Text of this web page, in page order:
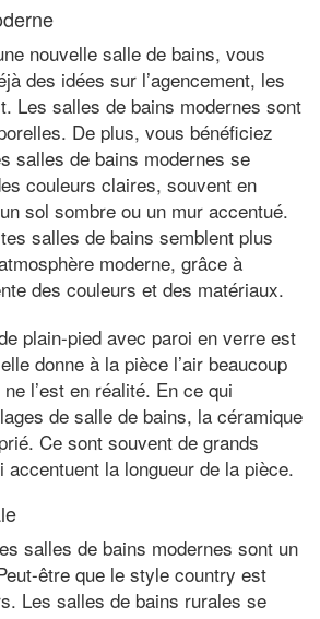
nouvelle salle de bains, vous
des idées sur l’agencement, les
Les salles de bains modernes sont
De plus, vous bénéficiez
salles de bains modernes se
couleurs claires, souvent en
sol sombre ou un mur accentué.
salles de bains semblent plus
moderne, grâce à
des couleurs et des matériaux.
plain-pied avec paroi en verre est
donne à la pièce l’air beaucoup
l’est en réalité. En ce qui
de salle de bains, la céramique
Ce sont souvent de grands
la longueur de la pièce.
salles de bains modernes sont un
être que le style country est
Les salles de bains rurales se